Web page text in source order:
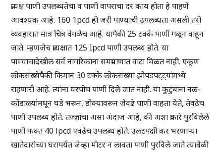
प्रत्यक्ष पाणी उपलब्धतेचा व पाणी वापराचा दर काय होता हे पाहणे
आवश्यक आहे. 160 1pcd ही जरी पाण्याची उपलब्धता असली तरी
व्यवहारात मात्र चित्र वेगळेच आहे. यापैकी 25 टक्के पाणी गळून वाहून
जाते. म्हणजेच प्रत्यक्षात 125 Ipcd पाणी उपलब्ध होते. या
पाण्याचादेखील सर्व नागरिकांना समप्रमाणात वाटा मिळत नाही. एकूण
लोकसंख्येपैकी किमान 30 टक्के लोकसंख्या झोपडपट्ट्यांमध्ये
राहणारी आहे. त्यांना घरपोच पाणी दिले जात नाही. या कुटुंबाना नळ-
कोंडाळ्यांमधून घडे भरून, डोक्यावरून जेवढे पाणी वाहता येते, तेवढेच
पाणी उपलब्ध होते. तज्ज्ञांचा असा अंदाज आहे, की अशा प्रकारे पुरविलेले
पाणी फक्त 40 lpcd एवढेच उपलब्ध होते. उलटपक्षी कर भरणाऱ्या
खातेदारांच्या घरापर्यंत जेव्हा मीटर न लावता पाणी पुरविले जाते त्यावेळी